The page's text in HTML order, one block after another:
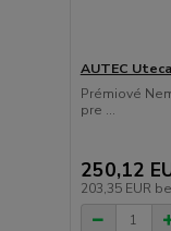
AUTEC
Prémiové
pre ...
250,12
203,35 EUR